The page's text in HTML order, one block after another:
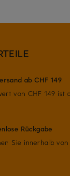
ab CHF 149
von CHF 149 ist
Rückgabe
Sie innerhalb